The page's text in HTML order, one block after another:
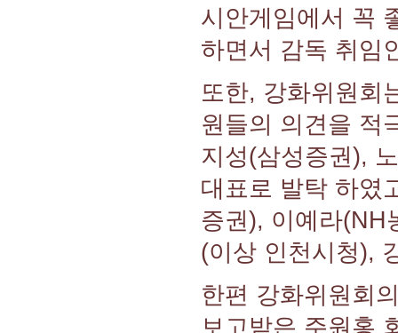
시안게임에서 꼭
하면서 감독 취임
또한, 강화위원회
원들의 의견을 적
지성(삼성증권),
대표로 발탁 하였
증권), 이예라(NH
(이상 인천시청),
한편 강화위원회
보고받은 주원홍